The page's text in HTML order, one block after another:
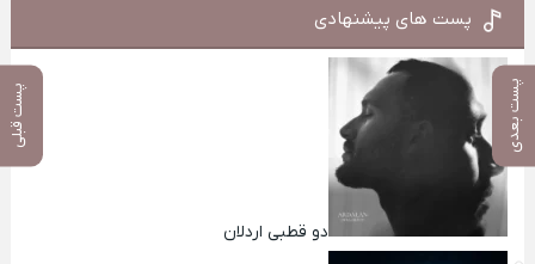
پست بعدی پست قبلی
پست های پیشنهادی
دو قطبی اردلان